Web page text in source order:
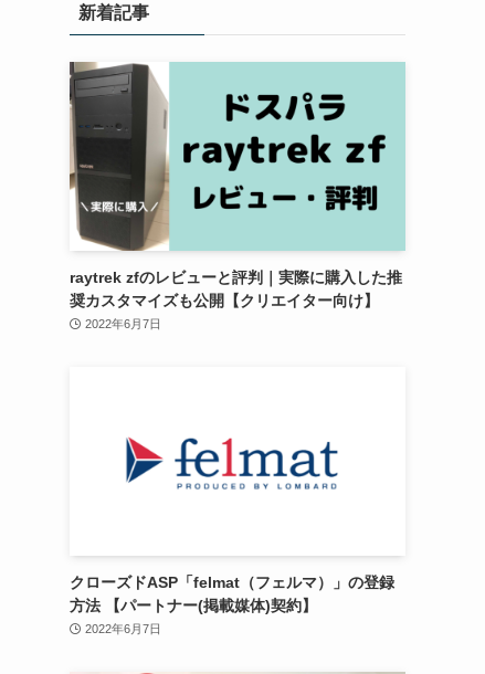
新着記事
raytrek zfのレビューと評判｜実際に購入した推
奨カスタマイズも公開【クリエイター向け】
2022年6月7日
クローズドASP「felmat（フェルマ）」の登録
方法 【パートナー(掲載媒体)契約】
2022年6月7日